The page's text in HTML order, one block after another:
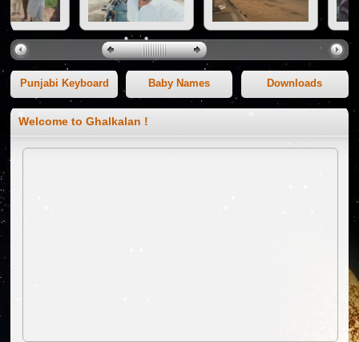
Punjabi Keyboard Baby Names Downloads
Welcome to Ghalkalan !